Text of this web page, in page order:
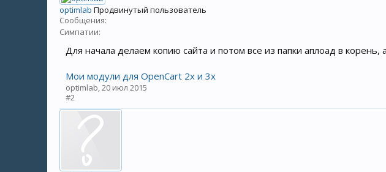
optimlab Продвинутый пользователь
Сообщения:
Симпатии:
Для начала делаем копию сайта и потом все из папки аплоад в корень,
Мои модули для OpenCart 2x и 3x
optimlab,20 июл 2015
#2